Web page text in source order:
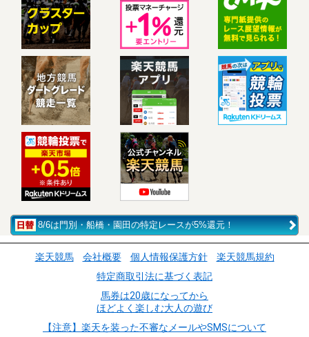
8/6は門別・船橋・園田の特定レースが5%還元！
楽天競馬 会社概要 個人情報保護方針
楽天競馬規約
特定商取引法に基づく表記
馬券は20歳になってから
ほどよく楽しむ大人の遊び
【注意】楽天を装った不審なメールやSMSについて